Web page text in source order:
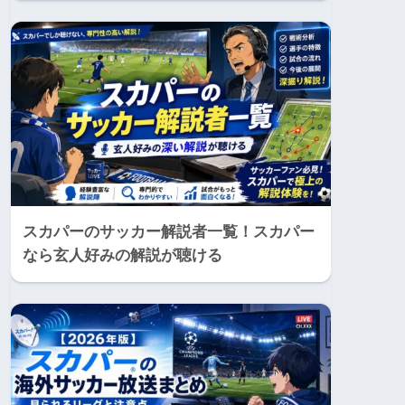
スカパーのサッカー解説者一覧！スカパー
なら玄人好みの解説が聴ける